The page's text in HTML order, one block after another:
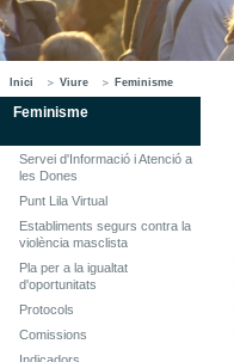
Inici Viure Feminisme
Feminisme
Servei d'Informació i Atenció a
les Dones
Punt Lila Virtual
Establiments segurs contra la
violència masclista
Pla per a la igualtat
d'oportunitats
Protocols
Comissions